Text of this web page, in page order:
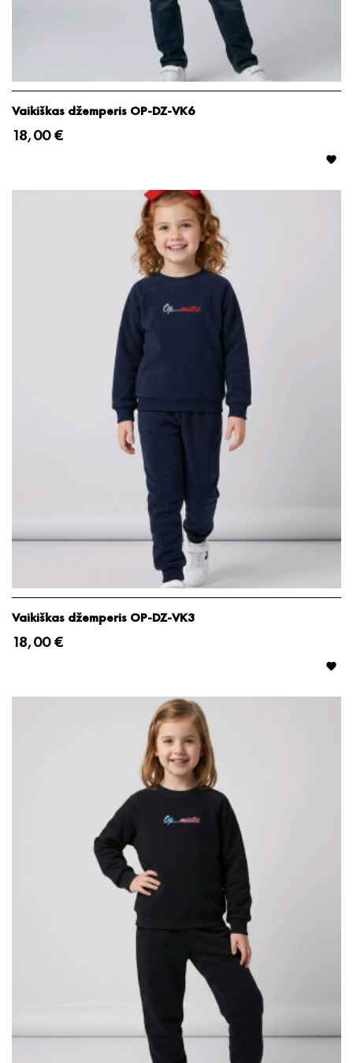
Vaikiškas džemperis OP-DZ-VK6
18,00 €

Vaikiškas džemperis OP-DZ-VK3
18,00 €
